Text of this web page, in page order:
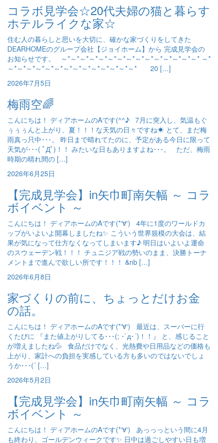
コラボ見学会☆20代夫婦の猫と暮らす
ホテルライクな家☆
住む人の暮らしと思いを大切に、確かな家づくりをしてきた
DEARHOMEのグループ会社【ジョイホーム】から 完成見学会の
お知らせです。 ～*～*～*～*～*～*～*～*～*～*～*～*～*～*～* ～*
～*～*～*～*～*～*～*～*～*～*～*～*～*～* 20 […]
2026年7月5日
梅雨空🌈
こんにちは！ ディアホームのAです(^^♪ 7月に突入し、気温もぐ
ぅぅぅんと上がり、夏！！！な天気の日々ですね☀ とて、まだ梅
雨真っ只中･･･。 昨日まで晴れてたのに、予定がある今日に限って
天気が･･･( ﾟДﾟ)！！ みたいな日もありますよね･･･。 ただ、梅雨
時期の晴れ間の […]
2026年6月25日
【完成見学会】in矢巾町南矢幅 ～ コラ
ボイベント ～
こんにちは！ ディアホームのAです(*‘∀‘) 4年に1度のワールドカ
ップがいよいよ開幕しましたね✨ こういう世界規模の大会は、結
果が気になって仕方なくなってしまいます♪ 明日はいよいよ運命
のスウェーデン戦！！！ チュニジア戦の勢いのまま、決勝トーナ
メントまで進んで欲しい所です！！！ &nb […]
2026年6月8日
家づくりの前に、ちょっとだけお金
の話。
こんにちは！ ディアホームのAです(*‘∀‘) 最近は、スーパーに行
くたびに 『また値上がりしてる･･･(; ･`д･´)！！』 と、感じること
が増えましたね💦 食品だけでなく、光熱費や日用品などの価格も
上がり、家計への負担を実感している方も多いのではないでしょ
うか･･･(´ […]
2026年5月2日
【完成見学会】in矢巾町南矢幅 ～ コラ
ボイベント ～
こんにちは！ ディアホームのAです(*‘∀‘) あっっっという間に4月
も終わり、ゴールデンウィークです✨ 日中は過ごしやすい日も増